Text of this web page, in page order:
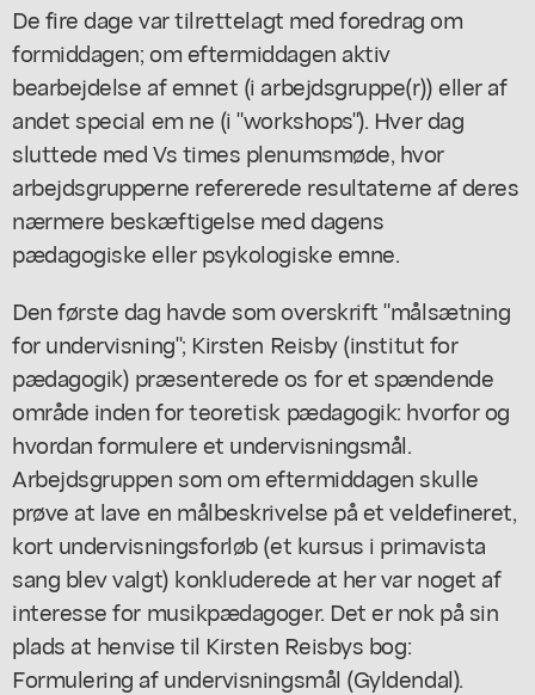
De fire dage var tilrettelagt med foredrag om
formiddagen; om eftermiddagen aktiv
bearbejdelse af emnet (i arbejdsgruppe(r)) eller af
andet special em ne (i "workshops"). Hver dag
sluttede med Vs times plenumsmøde, hvor
arbejdsgrupperne refererede resultaterne af deres
nærmere beskæftigelse med dagens
pædagogiske eller psykologiske emne.
Den første dag havde som overskrift "målsætning
for undervisning"; Kirsten Reisby (institut for
pædagogik) præsenterede os for et spændende
område inden for teoretisk pædagogik: hvorfor og
hvordan formulere et undervisningsmål.
Arbejdsgruppen som om eftermiddagen skulle
prøve at lave en målbeskrivelse på et veldefineret,
kort undervisningsforløb (et kursus i primavista
sang blev valgt) konkluderede at her var noget af
interesse for musikpædagoger. Det er nok på sin
plads at henvise til Kirsten Reisbys bog:
Formulering af undervisningsmål (Gyldendal).